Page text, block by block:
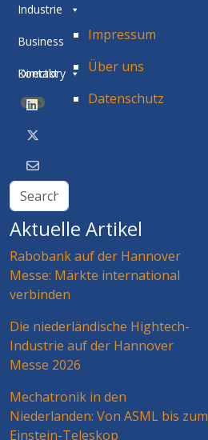
Industrie
Business
Directory
BETA
Kontakt
Impressum
Über uns
Datenschutz
Aktuelle Artikel
Rabobank auf der Hannover
Messe: Märkte international
verbinden
Die niederländische Hightech-
Industrie auf der Hannover
Messe 2026
Mechatronik in den
Niederlanden: Von ASML bis zum
Einstein-Teleskop